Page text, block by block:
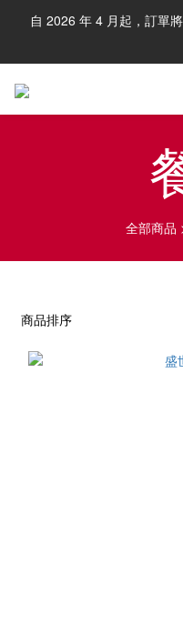
自 2026 年 4 月起，訂單
全部商品
商品排序